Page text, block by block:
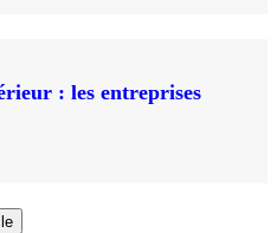
: les entreprises